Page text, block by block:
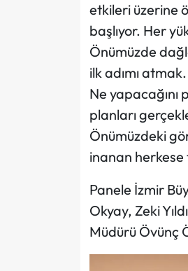
etkileri üzerine
başlıyor. Her
Önümüzde
ilk adımı
Ne yapacağını
planları
Önümüzdeki
inanan herkese
Panele İzmir
Okyay, Zeki
Müdürü Övünç